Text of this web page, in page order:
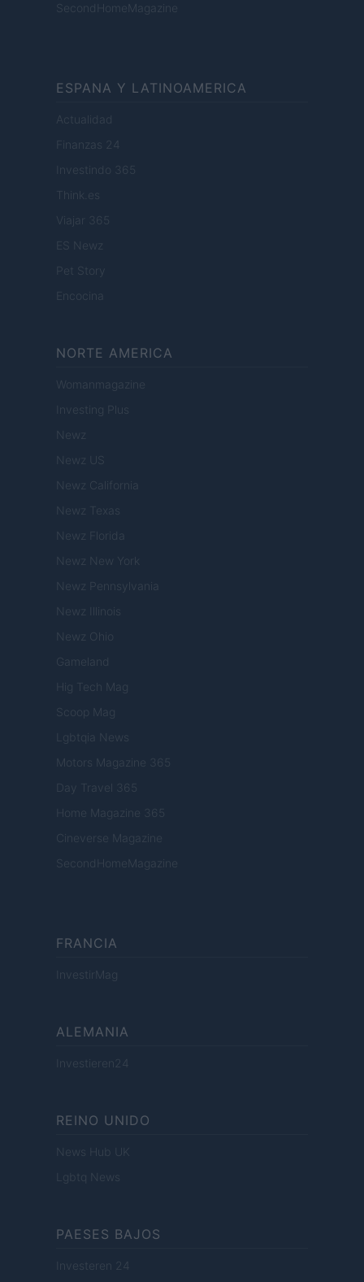
SecondHomeMagazine
ESPANA Y LATINOAMERICA
Actualidad
Finanzas 24
Investindo 365
Think.es
Viajar 365
ES Newz
Pet Story
Encocina
NORTE AMERICA
Womanmagazine
Investing Plus
Newz
Newz US
Newz California
Newz Texas
Newz Florida
Newz New York
Newz Pennsylvania
Newz Illinois
Newz Ohio
Gameland
Hig Tech Mag
Scoop Mag
Lgbtqia News
Motors Magazine 365
Day Travel 365
Home Magazine 365
Cineverse Magazine
SecondHomeMagazine
FRANCIA
InvestirMag
ALEMANIA
Investieren24
REINO UNIDO
News Hub UK
Lgbtq News
PAESES BAJOS
Investeren 24